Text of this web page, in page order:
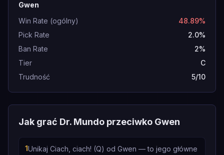
Gwen
Win Rate (ogólny)
48.89%
Pick Rate
2.0%
Ban Rate
2%
Tier
C
Trudność
5/10
Jak grać Dr. Mundo przeciwko Gwen
1Unikaj Ciach, ciach! (Q) od Gwen — to jego główne